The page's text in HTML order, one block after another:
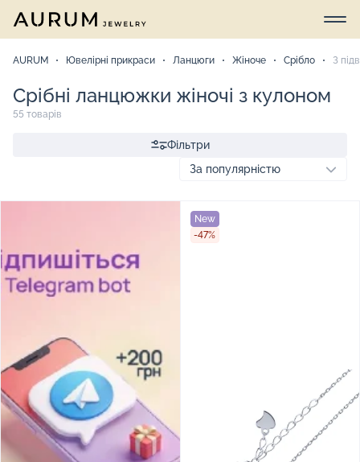
AURUM Ювелірні прикраси Ланцюги Жіноче Срібло З
Срібні ланцюжки жіночі з кулоном
55 товарів
Фільтри
New
-47%